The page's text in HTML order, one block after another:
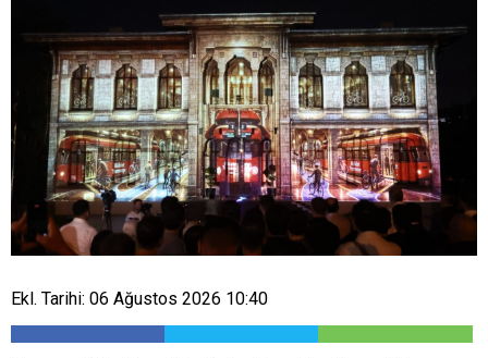
Ekl. Tarihi: 06 Ağustos 2026 10:40